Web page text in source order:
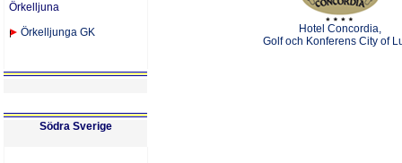
Örkelljuna
Örkelljunga GK
Södra Sverige
Hotel Concordia,
Golf och Konferens City of